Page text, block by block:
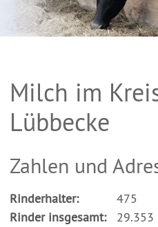
Milch im
Lübbecke
Zahlen und
Rinderhalter:
475
Rinder insgesamt:
29.353